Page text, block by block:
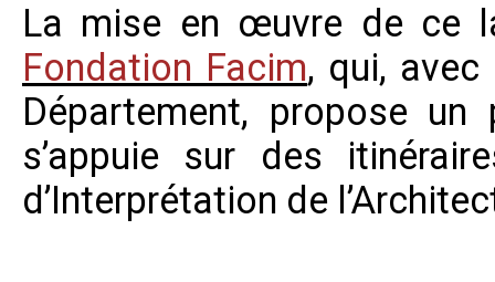
La mise en œuvre de ce
Fondation Facim, qui,
Département, propose un
s’appuie sur des
d’Interprétation de